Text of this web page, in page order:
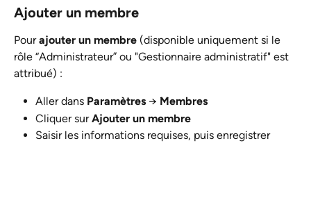
Ajouter un membre
Pour ajouter un membre (disponible uniquement si le
rôle “Administrateur” ou "Gestionnaire administratif" est
attribué) :
Aller dans Paramètres → Membres
Cliquer sur Ajouter un membre
Saisir les informations requises, puis enregistrer